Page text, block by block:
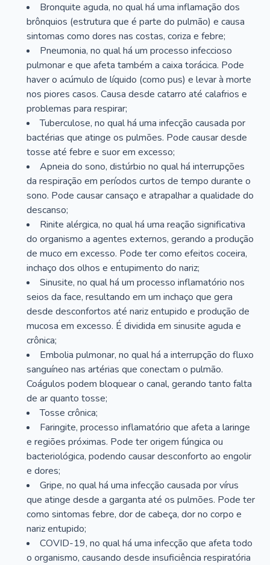
Bronquite aguda, no qual há uma inflamação dos
brônquios (estrutura que é parte do pulmão) e causa
sintomas como dores nas costas, coriza e febre;
Pneumonia, no qual há um processo infeccioso
pulmonar e que afeta também a caixa torácica. Pode
haver o acúmulo de líquido (como pus) e levar à morte
nos piores casos. Causa desde catarro até calafrios e
problemas para respirar;
Tuberculose, no qual há uma infecção causada por
bactérias que atinge os pulmões. Pode causar desde
tosse até febre e suor em excesso;
Apneia do sono, distúrbio no qual há interrupções
da respiração em períodos curtos de tempo durante o
sono. Pode causar cansaço e atrapalhar a qualidade do
descanso;
Rinite alérgica, no qual há uma reação significativa
do organismo a agentes externos, gerando a produção
de muco em excesso. Pode ter como efeitos coceira,
inchaço dos olhos e entupimento do nariz;
Sinusite, no qual há um processo inflamatório nos
seios da face, resultando em um inchaço que gera
desde desconfortos até nariz entupido e produção de
mucosa em excesso. É dividida em sinusite aguda e
crônica;
Embolia pulmonar, no qual há a interrupção do fluxo
sanguíneo nas artérias que conectam o pulmão.
Coágulos podem bloquear o canal, gerando tanto falta
de ar quanto tosse;
Tosse crônica;
Faringite, processo inflamatório que afeta a laringe
e regiões próximas. Pode ter origem fúngica ou
bacteriológica, podendo causar desconforto ao engolir
e dores;
Gripe, no qual há uma infecção causada por vírus
que atinge desde a garganta até os pulmões. Pode ter
como sintomas febre, dor de cabeça, dor no corpo e
nariz entupido;
COVID-19, no qual há uma infecção que afeta todo
o organismo, causando desde insuficiência respiratória